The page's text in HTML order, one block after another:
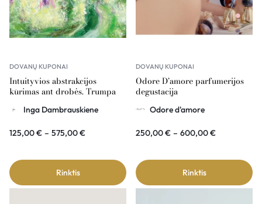
DOVANŲ KUPONAI
Intuityvios abstrakcijos
kūrimas ant drobės. Trumpa
kuponas
Inga Dambrauskiene
125,00€ – 575,00€
Rinktis
DOVANŲ KUPONAI
Odore D’amore parfumerijos
degustacija
Odore d'amore
250,00€ – 600,00€
Rinktis